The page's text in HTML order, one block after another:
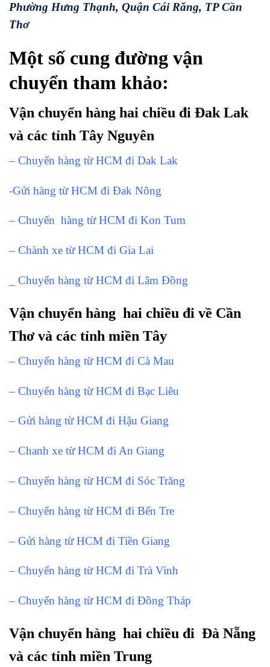
Phường Hưng Thạnh, Quận Cái Răng, TP Cần
Thơ
Một số cung đường vận
chuyển tham khảo:
Vận chuyển hàng hai chiều đi Đak Lak
và các tỉnh Tây Nguyên
– Chuyển hàng từ HCM đi Dak Lak
-Gửi hàng từ HCM đi Đak Nông
– Chuyển hàng từ HCM đi Kon Tum
– Chành xe từ HCM đi Gia Lai
_ Chuyển hàng từ HCM đi Lâm Đồng
Vận chuyển hàng hai chiều đi về Cần
Thơ và các tỉnh miền Tây
– Chuyển hàng từ HCM đi Cà Mau
– Chuyển hàng từ HCM đi Bạc Liêu
– Gửi hàng từ HCM đi Hậu Giang
– Chanh xe từ HCM đi An Giang
– Chuyển hàng từ HCM đi Sóc Trăng
– Chuyển hàng từ HCM đi Bến Tre
– Gửi hàng từ HCM đi Tiền Giang
– Chuyển hàng từ HCM đi Trà Vinh
– Chuyển hàng từ HCM đi Đồng Tháp
Vận chuyển hàng hai chiều đi Đà Nẵng
và các tỉnh miền Trung